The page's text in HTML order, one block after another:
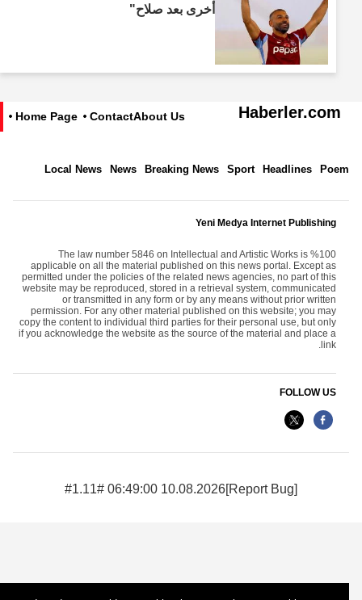
أخرى بعد صلاح"
Haberler.com
About Us
Contact
Home Page
Poem
Headlines
Sport
Breaking News
News
Local News
Yeni Medya Internet Publishing
The law number 5846 on Intellectual and Artistic Works is %100
applicable on all the material published on this news portal. Except as
permitted under the policies of the related news agencies, no part of this
website may be reproduced, stored in a retrieval system, communicated
or transmitted in any form or by any means without prior written
permission. For any other material published on this website; you may
copy the content to individual third parties for their personal use, but only
if you acknowledge the website as the source of the material and place a
link.
FOLLOW US
10.08.2026 06:49:00 #1.11#